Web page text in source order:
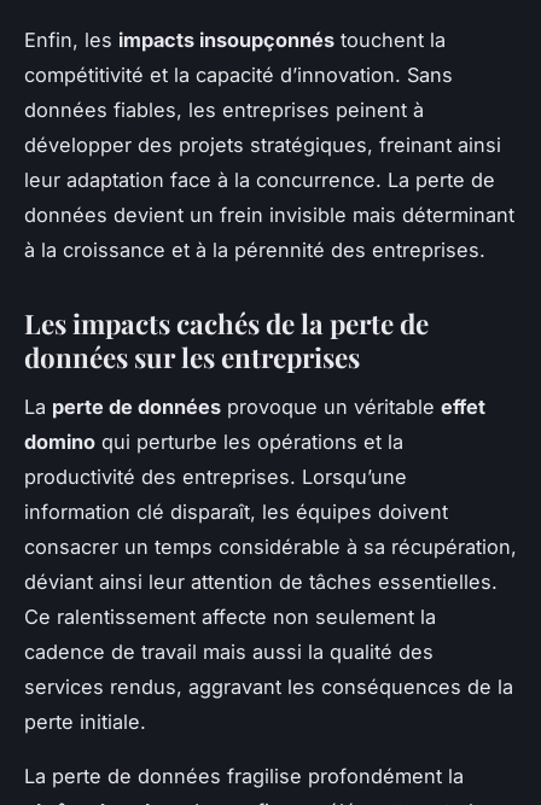
Enfin, les impacts insoupçonnés touchent la
compétitivité et la capacité d’innovation. Sans
données fiables, les entreprises peinent à
développer des projets stratégiques, freinant ainsi
leur adaptation face à la concurrence. La perte de
données devient un frein invisible mais déterminant
à la croissance et à la pérennité des entreprises.
Les impacts cachés de la perte de
données sur les entreprises
La perte de données provoque un véritable effet
domino qui perturbe les opérations et la
productivité des entreprises. Lorsqu’une
information clé disparaît, les équipes doivent
consacrer un temps considérable à sa récupération,
déviant ainsi leur attention de tâches essentielles.
Ce ralentissement affecte non seulement la
cadence de travail mais aussi la qualité des
services rendus, aggravant les conséquences de la
perte initiale.
La perte de données fragilise profondément la